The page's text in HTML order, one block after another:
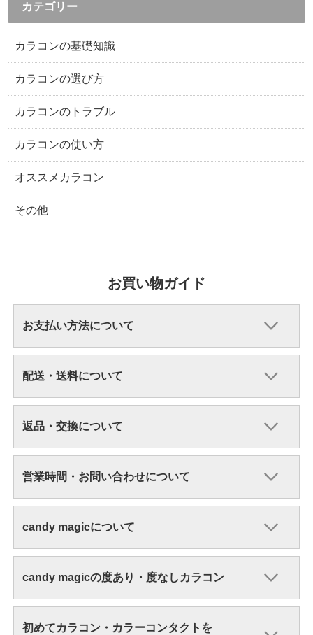
カテゴリー
カラコンの基礎知識
カラコンの選び方
カラコンのトラブル
カラコンの使い方
オススメカラコン
その他
お買い物ガイド
お支払い方法について
配送・送料について
返品・交換について
営業時間・お問い合わせについて
candy magicについて
candy magicの度あり・度なしカラコン
初めてカラコン・カラーコンタクトを